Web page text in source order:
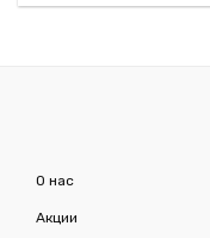
О нас
Акции